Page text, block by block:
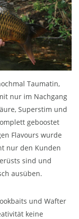
Taumatin,
nur im Nachgang
Superstim und
geboostet
Flavours wurde
nur den Kunden
sind und
ausüben.
und Wafter
keine